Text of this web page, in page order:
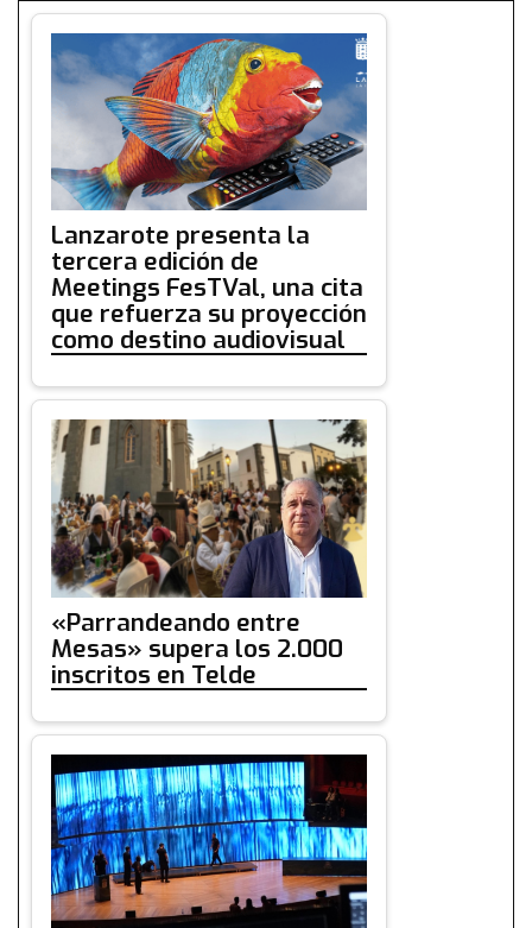
Lanzarote presenta la
tercera edición de
Meetings FesTVal, una cita
que refuerza su proyección
como destino audiovisual
«Parrandeando entre
Mesas» supera los 2.000
inscritos en Telde